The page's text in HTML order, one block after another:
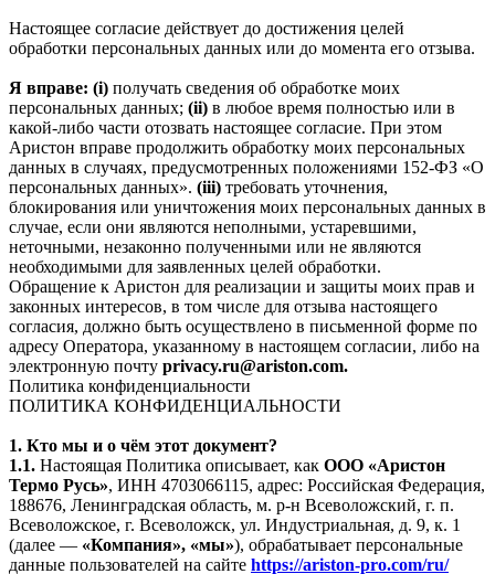
Настоящее согласие действует до достижения целей
обработки персональных данных или до момента его отзыва.
Я вправе: (i) получать сведения об обработке моих
персональных данных; (ii) в любое время полностью или в
какой-либо части отозвать настоящее согласие. При этом
Аристон вправе продолжить обработку моих персональных
данных в случаях, предусмотренных положениями 152-ФЗ «О
персональных данных». (iii) требовать уточнения,
блокирования или уничтожения моих персональных данных в
случае, если они являются неполными, устаревшими,
неточными, незаконно полученными или не являются
необходимыми для заявленных целей обработки.
Обращение к Аристон для реализации и защиты моих прав и
законных интересов, в том числе для отзыва настоящего
согласия, должно быть осуществлено в письменной форме по
адресу Оператора, указанному в настоящем согласии, либо на
электронную почту privacy.ru@ariston.com.
Политика конфиденциальности
ПОЛИТИКА КОНФИДЕНЦИАЛЬНОСТИ
1. Кто мы и о чём этот документ?
1.1. Настоящая Политика описывает, как ООО «Аристон
Термо Русь», ИНН 4703066115, адрес: Российская Федерация,
188676, Ленинградская область, м. р-н Всеволожский, г. п.
Всеволожское, г. Всеволожск, ул. Индустриальная, д. 9, к. 1
(далее — «Компания», «мы»), обрабатывает персональные
данные пользователей на сайте https://ariston-pro.com/ru/